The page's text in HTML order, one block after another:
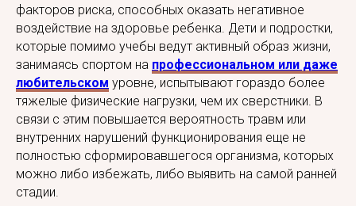
факторов риска, способных оказать негативное
воздействие на здоровье ребенка. Дети и подростки,
которые помимо учебы ведут активный образ жизни,
занимаясь спортом на профессиональном или даже
любительском уровне, испытывают гораздо более
тяжелые физические нагрузки, чем их сверстники. В
связи с этим повышается вероятность травм или
внутренних нарушений функционирования еще не
полностью сформировавшегося организма, которых
можно либо избежать, либо выявить на самой ранней
стадии.